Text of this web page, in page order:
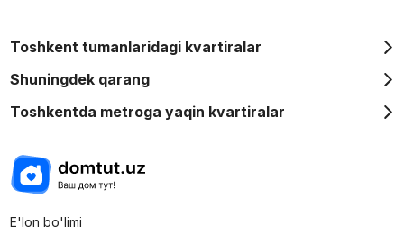
Toshkent tumanlaridagi kvartiralar
Shuningdek qarang
Toshkentda metroga yaqin kvartiralar
E'lon bo'limi